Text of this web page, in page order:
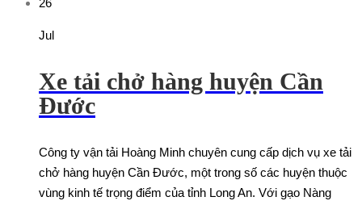
26
Jul
Xe tải chở hàng huyện Cần
Đước
Công ty vận tải Hoàng Minh chuyên cung cấp dịch vụ xe tải
chở hàng huyện Cần Đước, một trong số các huyện thuộc
vùng kinh tế trọng điểm của tỉnh Long An. Với gạo Nàng